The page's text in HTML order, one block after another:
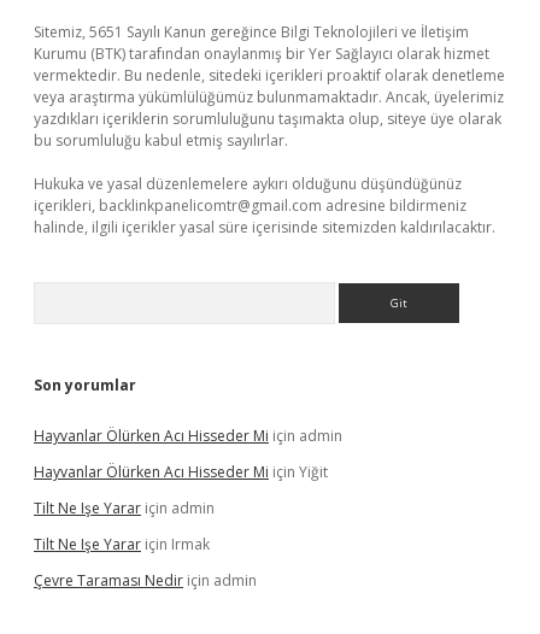
Sitemiz, 5651 Sayılı Kanun gereğince Bilgi Teknolojileri ve İletişim
Kurumu (BTK) tarafından onaylanmış bir Yer Sağlayıcı olarak hizmet
vermektedir. Bu nedenle, sitedeki içerikleri proaktif olarak denetleme
veya araştırma yükümlülüğümüz bulunmamaktadır. Ancak, üyelerimiz
yazdıkları içeriklerin sorumluluğunu taşımakta olup, siteye üye olarak
bu sorumluluğu kabul etmiş sayılırlar.
Hukuka ve yasal düzenlemelere aykırı olduğunu düşündüğünüz
içerikleri, backlinkpanelicomtr@gmail.com adresine bildirmeniz
halinde, ilgili içerikler yasal süre içerisinde sitemizden kaldırılacaktır.
Son yorumlar
Hayvanlar Ölürken Acı Hisseder Mi için admin
Hayvanlar Ölürken Acı Hisseder Mi için Yiğit
Tilt Ne Işe Yarar için admin
Tilt Ne Işe Yarar için Irmak
Çevre Taraması Nedir için admin